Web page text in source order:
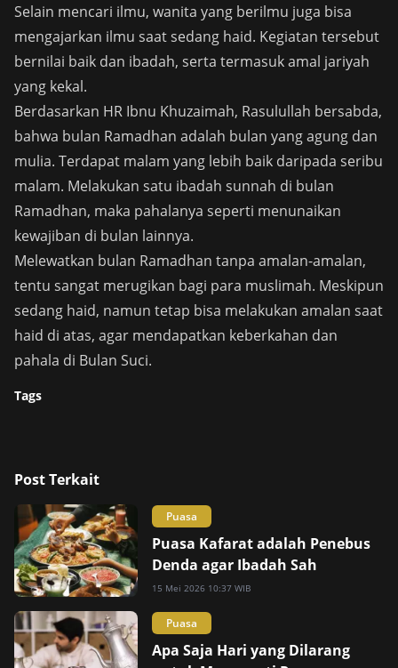
Selain mencari ilmu, wanita yang berilmu juga bisa
mengajarkan ilmu saat sedang haid. Kegiatan tersebut
bernilai baik dan ibadah, serta termasuk amal jariyah
yang kekal.
Berdasarkan HR Ibnu Khuzaimah, Rasulullah bersabda,
bahwa bulan Ramadhan adalah bulan yang agung dan
mulia. Terdapat malam yang lebih baik daripada seribu
malam. Melakukan satu ibadah sunnah di bulan
Ramadhan, maka pahalanya seperti menunaikan
kewajiban di bulan lainnya.
Melewatkan bulan Ramadhan tanpa amalan-amalan,
tentu sangat merugikan bagi para muslimah. Meskipun
sedang haid, namun tetap bisa melakukan amalan saat
haid di atas, agar mendapatkan keberkahan dan
pahala di Bulan Suci.
Tags
Post Terkait
Puasa
Puasa Kafarat adalah Penebus
Denda agar Ibadah Sah
15 Mei 2026 10:37 WIB
Puasa
Apa Saja Hari yang Dilarang